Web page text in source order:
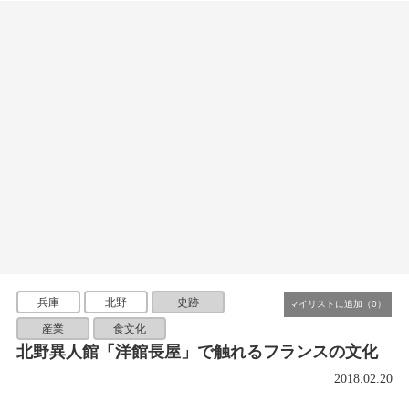
兵庫 北野 史跡
産業 食文化
北野異人館「洋館長屋」で触れるフランスの文化
2018.02.20